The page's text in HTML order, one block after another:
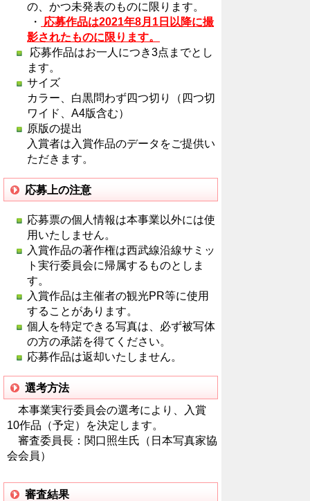
の、かつ未発表のものに限ります。
・
応募作品は2021年8月1日以降に撮
影されたものに限ります。
応募作品はお一人につき3点までとし
ます。
サイズ
カラー、白黒問わず四つ切り（四つ切
ワイド、A4版含む）
原版の提出
入賞者は入賞作品のデータをご提供い
ただきます。
応募上の注意
応募票の個人情報は本事業以外には使
用いたしません。
入賞作品の著作権は西武線沿線サミッ
ト実行委員会に帰属するものとしま
す。
入賞作品は主催者の観光PR等に使用
することがあります。
個人を特定できる写真は、必ず被写体
の方の承諾を得てください。
応募作品は返却いたしません。
選考方法
本事業実行委員会の選考により、入賞
10作品（予定）を決定します。
審査委員長：関口照生氏（日本写真家協
会会員）
審査結果